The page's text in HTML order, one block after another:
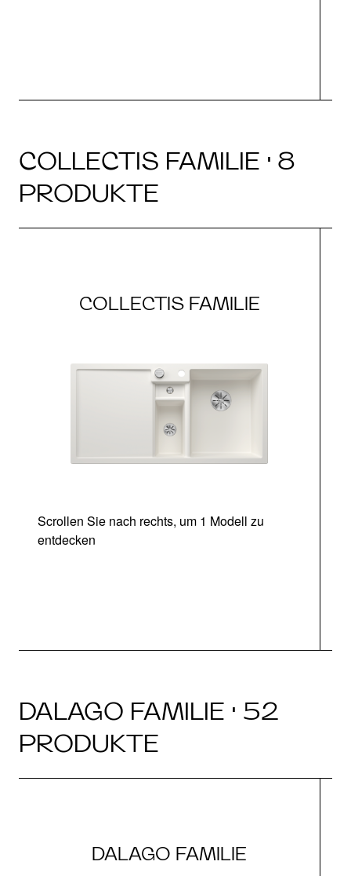
COLLECTIS FAMILIE · 8
PRODUKTE
COLLECTIS FAMILIE
Scrollen Sie nach rechts, um 1 Modell zu
entdecken
DALAGO FAMILIE · 52
PRODUKTE
DALAGO FAMILIE